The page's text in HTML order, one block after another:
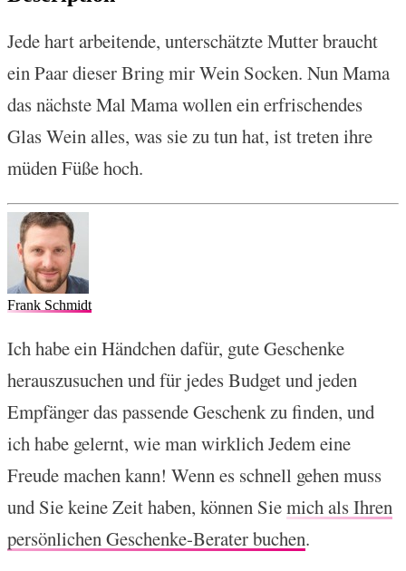
Jede hart arbeitende, unterschätzte Mutter braucht
ein Paar dieser Bring mir Wein Socken. Nun Mama
das nächste Mal Mama wollen ein erfrischendes
Glas Wein alles, was sie zu tun hat, ist treten ihre
müden Füße hoch.
Frank Schmidt
Ich habe ein Händchen dafür, gute Geschenke
herauszusuchen und für jedes Budget und jeden
Empfänger das passende Geschenk zu finden, und
ich habe gelernt, wie man wirklich Jedem eine
Freude machen kann! Wenn es schnell gehen muss
und Sie keine Zeit haben, können Siemich als Ihren
persönlichen Geschenke-Berater buchen.